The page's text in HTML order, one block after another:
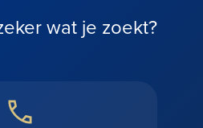
wat je zoekt?